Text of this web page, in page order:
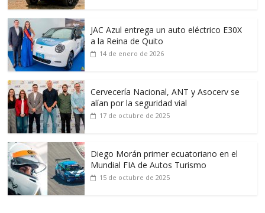
JAC Azul entrega un auto eléctrico E30X
a la Reina de Quito
14 de enero de 2026
Cervecería Nacional, ANT y Asocerv se
alían por la seguridad vial
17 de octubre de 2025
Diego Morán primer ecuatoriano en el
Mundial FIA de Autos Turismo
15 de octubre de 2025